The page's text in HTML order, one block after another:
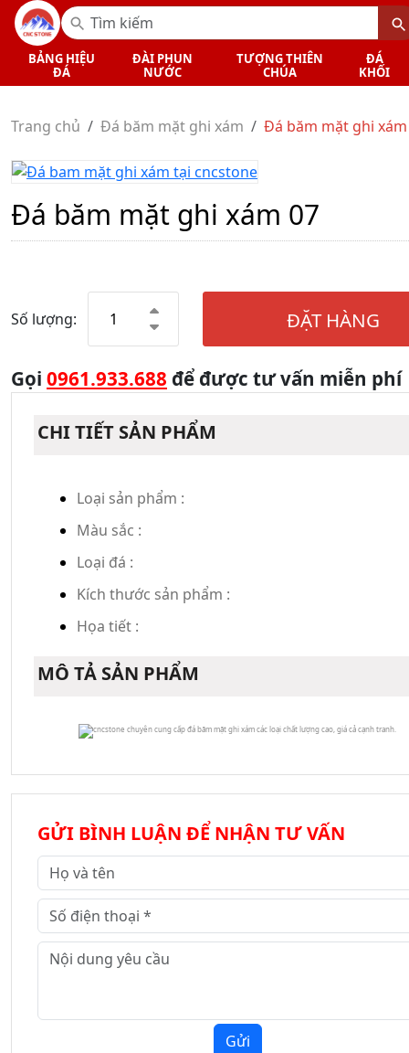
BẢNG HIỆU
ĐÁ
ĐÀI PHUN
NƯỚC
TƯỢNG THIÊN
CHÚA
ĐÁ
KHỐI
Trang chủ Đá băm mặt ghi xám Đá băm mặt ghi
Đá băm mặt ghi xám 07
Số lượng: ĐẶT HÀNG
Gọi 0961.933.688 để được tư vấn miễn phí
CHI TIẾT SẢN PHẨM
Loại sản phẩm :
Màu sắc :
Loại đá :
Kích thước sản phẩm :
Họa tiết :
MÔ TẢ SẢN PHẨM
GỬI BÌNH LUẬN ĐỂ NHẬN TƯ VẤN
Gửi